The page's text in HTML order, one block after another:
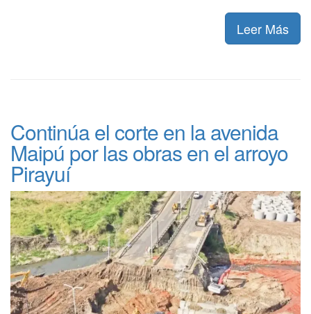
Leer Más
Continúa el corte en la avenida
Maipú por las obras en el arroyo
Pirayuí